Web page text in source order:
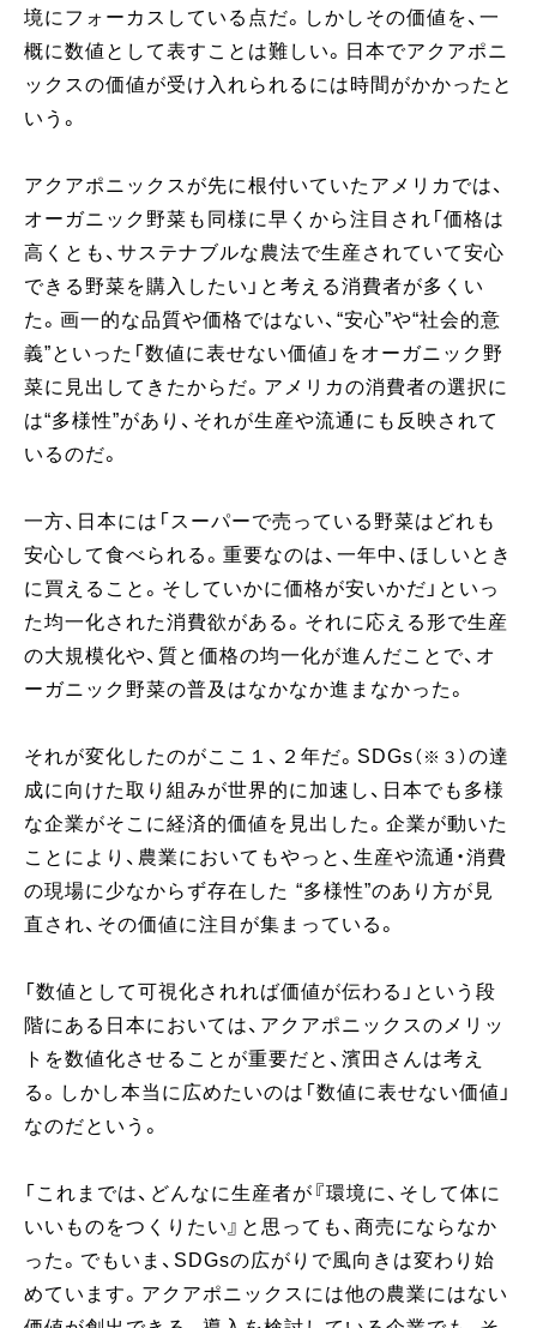
境にフォーカスしている点だ。しかしその価値を、一
概に数値として表すことは難しい。日本でアクアポニ
ックスの価値が受け入れられるには時間がかかったと
いう。
アクアポニックスが先に根付いていたアメリカでは、
オーガニック野菜も同様に早くから注目され「価格は
高くとも、サステナブルな農法で生産されていて安心
できる野菜を購入したい」と考える消費者が多くい
た。画一的な品質や価格ではない、“安心”や“社会的意
義”といった「数値に表せない価値」をオーガニック野
菜に見出してきたからだ。アメリカの消費者の選択に
は“多様性”があり、それが生産や流通にも反映されて
いるのだ。
一方、日本には「スーパーで売っている野菜はどれも
安心して食べられる。重要なのは、一年中、ほしいとき
に買えること。そしていかに価格が安いかだ」といっ
た均一化された消費欲がある。それに応える形で生産
の大規模化や、質と価格の均一化が進んだことで、オ
ーガニック野菜の普及はなかなか進まなかった。
それが変化したのがここ１、２年だ。SDGs（※３） の達
成に向けた取り組みが世界的に加速し、日本でも多様
な企業がそこに経済的価値を見出した。企業が動いた
ことにより、農業においてもやっと、生産や流通・消費
の現場に少なからず存在した “多様性”のあり方が見
直され、その価値に注目が集まっている。
「数値として可視化されれば価値が伝わる」という段
階にある日本においては、アクアポニックスのメリッ
トを数値化させることが重要だと、濱田さんは考え
る。しかし本当に広めたいのは「数値に表せない価値」
なのだという。
「これまでは、どんなに生産者が『環境に、そして体に
いいものをつくりたい』と思っても、商売にならなか
った。でもいま、SDGsの広がりで風向きは変わり始
めています。アクアポニックスには他の農業にはない